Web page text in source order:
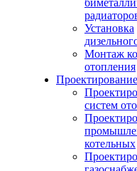
Установка
Монтаж
отопления
Проектирование
систем
котельных